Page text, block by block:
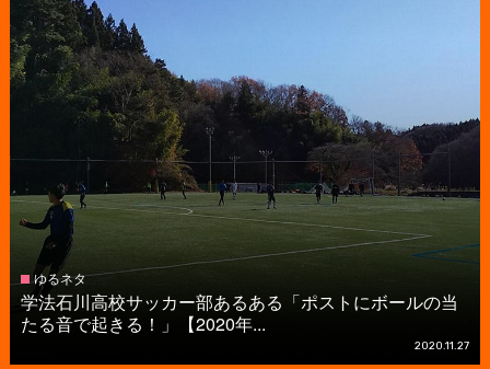
ゆるネタ
学法石川高校サッカー部あるある「ポストにボールの当
たる音で起きる！」【2020年...
2020.11.27